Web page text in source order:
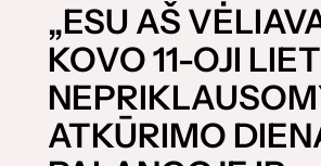
„ESU AŠ
KOVO 11-OJI
ATKŪRIMO